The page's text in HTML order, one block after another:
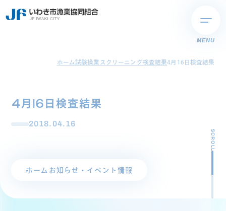
MENU
ホーム試験操業スクリーニング検査結果4月16日検査結果
4月16日検査結果
2018.04.16
ホーム お知らせ・イベント情報
SCROLL